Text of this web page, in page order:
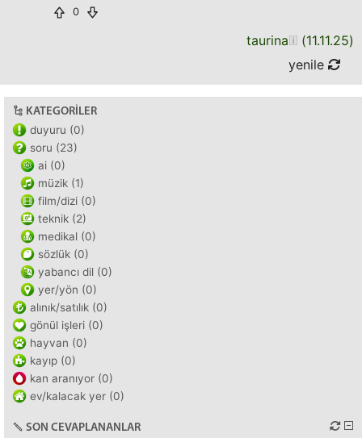
0
taurina (11.11.25)
yenile
KATEGORILER
duyuru (0)
soru (23)
ai (0)
müzik (1)
film/dizi (0)
teknik (2)
medikal (0)
sözlük (0)
yabancı dil (0)
yer/yön (0)
alınık/satılık (0)
gönül işleri (0)
hayvan (0)
kayıp (0)
kan aranıyor (0)
ev/kalacak yer (0)
SON CEVAPLANANLAR